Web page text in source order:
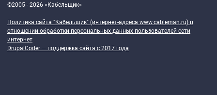
©2005 - 2026 «Кабельщик»
Политика сайта "Кабельщик" (интернет-адреса www.cableman.ru) в
отношении обработки персональных данных пользователей сети
интернет
DrupalCoder — поддержка сайта c 2017 года